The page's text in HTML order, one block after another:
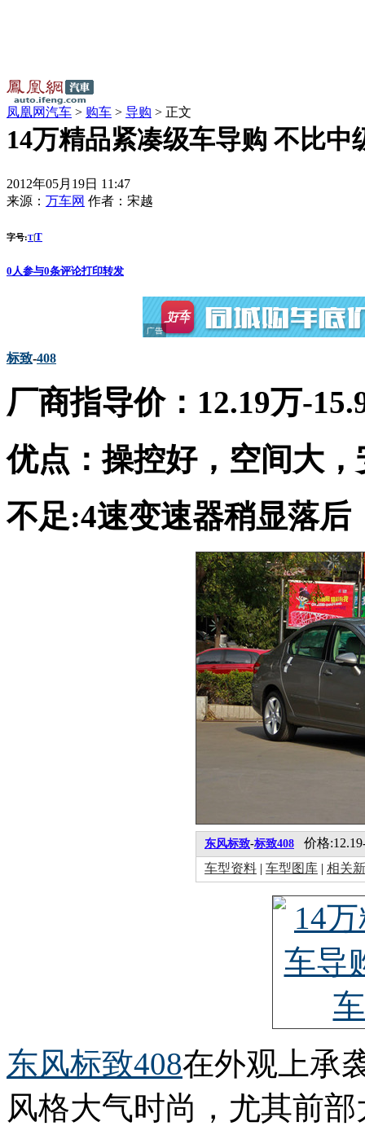
凤凰网汽车 > 购车 > 导购 > 正文
14万精品紧凑级车导购 不比中
2012年05月19日 11:47
来源： 万车网 作者： 宋越
字号:T|T
0 人参与0条评论打印转发
标致-408
厂商指导价：12.19万-
优点：操控好，空间大
不足:4速变速器稍显落后
东风标致-标致408 价格
车型资料 | 车型图库 | 相关
东风标致408在外观上承
风格大气时尚，尤其前